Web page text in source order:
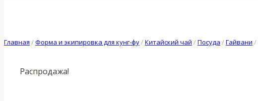
Главная /Форма и экипировка для кунг-фу/Китайский чай /Посуда /Гайвани /
Распродажа!